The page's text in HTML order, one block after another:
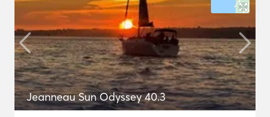
Jeanneau Sun Odyssey 40.3